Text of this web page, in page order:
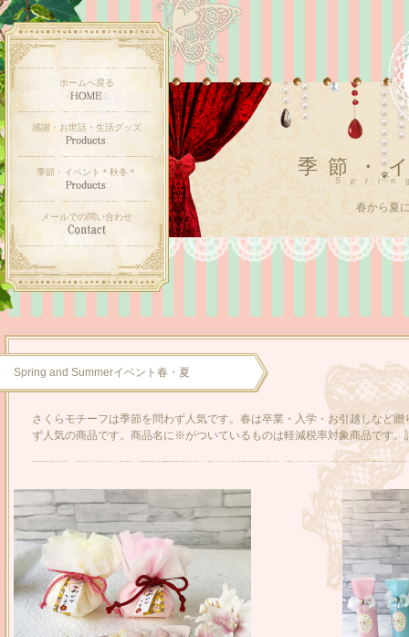
ホームへ戻る
感謝・お世話・生活グッズ
季節・イベント＊秋冬＊
メールでの問い合わせ
季節・
春から夏
Spring and Summerイベント春・夏
さくらモチーフは季節を問わず人気です。春は卒業・入学・お引越しなど
ず人気の商品です。商品名に※がついているものは軽減税率対象商品です